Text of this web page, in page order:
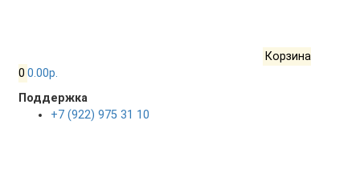
Корзина
0 0.00р.
Поддержка
+7 (922) 975 31 10